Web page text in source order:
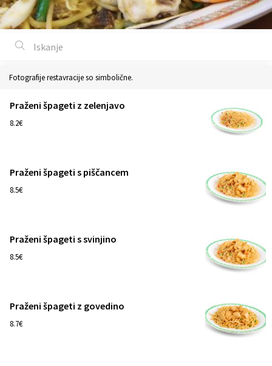
Fotografije restavracije so simbolične.
Praženi špageti z zelenjavo
8.2€
Praženi špageti s piščancem
8.5€
Praženi špageti s svinjino
8.5€
Praženi špageti z govedino
8.7€